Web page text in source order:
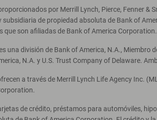
por Merrill Lynch, Pierce, Fenner &
subsidiaria de propiedad absoluta de Bank of
son afiliadas de Bank of America Corporation.
una división de Bank of America, N.A.,
N.A. y U.S. Trust Company of Delaware.
a través de Merrill Lynch Life Agency Inc.
de crédito, préstamos para automóviles,